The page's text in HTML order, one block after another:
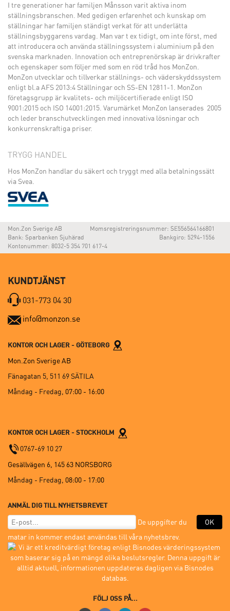
I tre generationer har familjen Månsson varit aktiva inom
ställningsbranschen. Med gedigen erfarenhet och kunskap om
ställningar har familjen ständigt verkat för att underlätta
ställningsbyggarens vardag. Man var t ex tidigt, om inte först, med
att introducera och använda ställningssystem i aluminium på den
svenska marknaden. Innovation och entreprenörskap är drivkrafter
och egenskaper som följer med som en röd tråd hos MonZon.
MonZon utvecklar och tillverkar ställnings- och väderskyddssystem
enligt bl.a AFS 2013:4 Ställningar och SS-EN 12811-1. MonZon
företagsgrupp är kvalitets- och miljöcertifierade enligt ISO
9001:2015 och ISO 14001:2015. Varumärket MonZon lanserades 2005
och leder branschutvecklingen med innovativa lösningar och
konkurrenskraftiga priser.
TRYGG HANDEL
Hos MonZon handlar du säkert och tryggt med alla betalningssätt
via Svea.
Mon.Zon Sverige AB
Momsregistreringsnummer: SE556564166801
Bank: Sparbanken Sjuhärad
Bankgiro: 5294-1556
Kontonummer: 8032-5 354 701 617-4
KUNDTJÄNST
031-773 04 30
info@monzon.se
KONTOR OCH LAGER - GÖTEBORG
Mon.Zon Sverige AB
Fänagatan 5, 511 69 SÄTILA
Måndag - Fredag, 07:00 - 16:00
KONTOR OCH LAGER - STOCKHOLM
0767-69 10 27
Gesällvägen 6, 145 63 NORSBORG
Måndag - Fredag, 08:00 - 17:00
ANMÄL DIG TILL NYHETSBREVET
OK
De uppgifter du
matar in kommer endast användas till våra nyhetsbrev.
FÖLJ OSS PÅ...